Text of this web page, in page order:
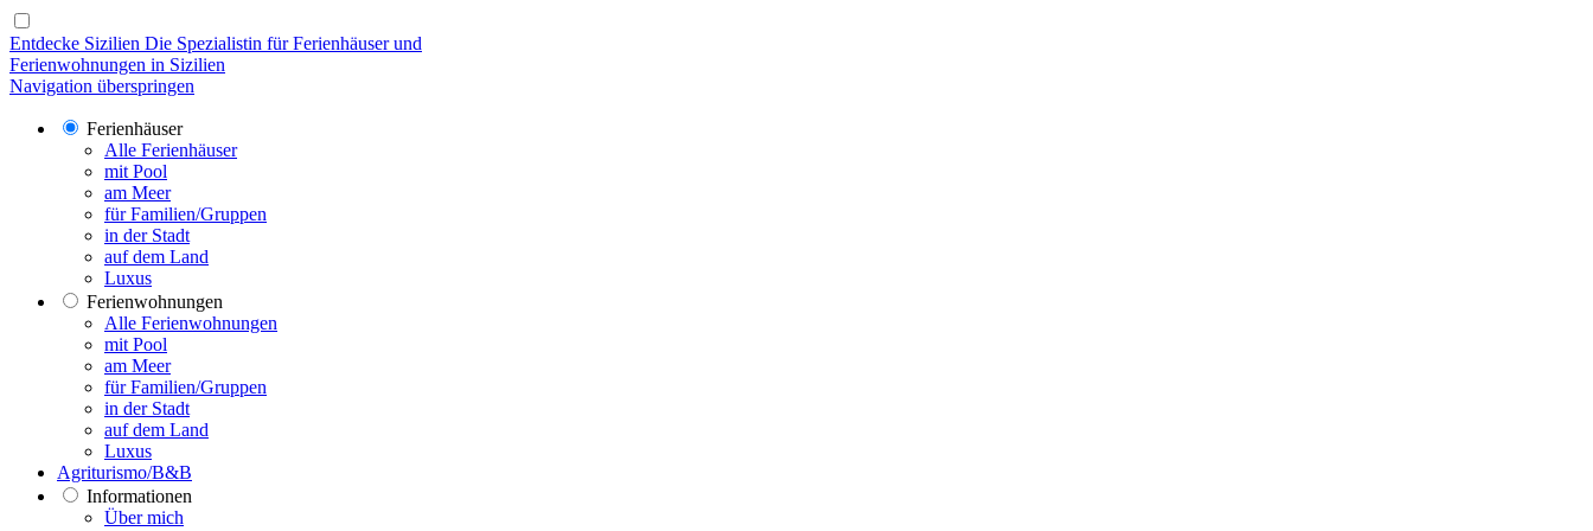
Entdecke Sizilien Die Spezialistin für Ferienhäuser und
Ferienwohnungen in Sizilien
Navigation überspringen
Ferienhäuser
Alle Ferienhäuser
mit Pool
am Meer
für Familien/Gruppen
in der Stadt
auf dem Land
Luxus
Ferienwohnungen
Alle Ferienwohnungen
mit Pool
am Meer
für Familien/Gruppen
in der Stadt
auf dem Land
Luxus
Agriturismo/B&B
Informationen
Über mich